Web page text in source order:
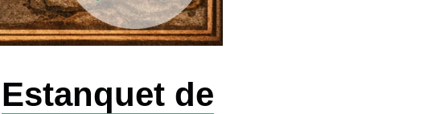
Estanquet de